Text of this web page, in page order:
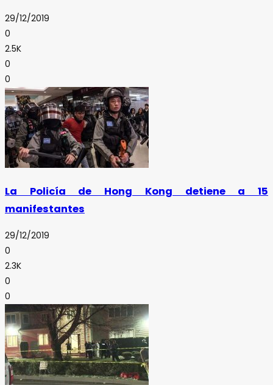
29/12/2019
0
2.5K
0
0
La Policía de Hong Kong detiene a 15
manifestantes
29/12/2019
0
2.3K
0
0